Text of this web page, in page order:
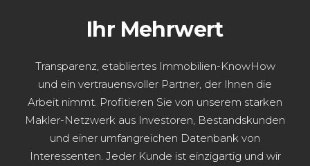
Ihr Mehrwert
Transparenz, etabliertes Immobilien-KnowHow
und ein vertrauensvoller Partner, der Ihnen die
Arbeit nimmt. Profitieren Sie von unserem starken
Makler-Netzwerk aus Investoren, Bestandskunden
und einer umfangreichen Datenbank von
Interessenten. Jeder Kunde ist einzigartig und wir